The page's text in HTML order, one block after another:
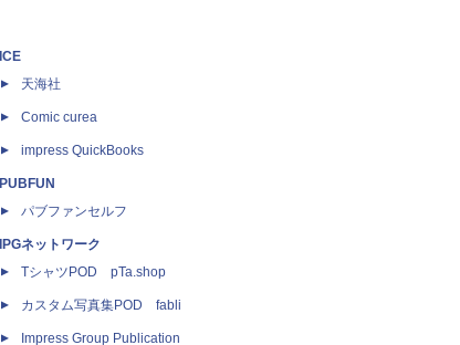
ICE
天海社
Comic curea
impress QuickBooks
PUBFUN
パブファンセルフ
IPGネットワーク
TシャツPOD pTa.shop
カスタム写真集POD fabli
Impress Group Publication